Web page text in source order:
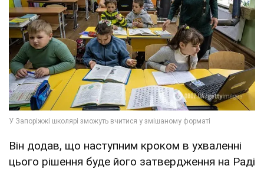
Він додав, що наступним кроком в ухваленні
цього рішення буде його затвердження на Раді